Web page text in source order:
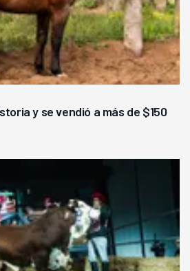
y se vendió a más de $150